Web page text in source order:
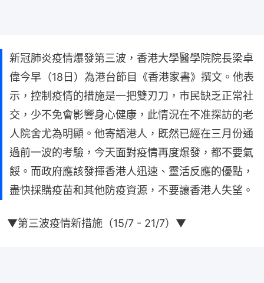
新冠肺炎疫情爆發第三波，香港大學醫學院院長梁卓
偉今早（18日）為港台節目《香港家書》撰文。他表
示，控制疫情的措施是一把雙刃刀，市民缺乏正常社
交，少不免會影響身心健康，此情況在不准探訪的老
人院舍尤為明顯。他寄語港人，既然已經在三月份通
過前一波的考驗，今天面對疫情再度爆發，都不要氣
餒。而政府應該發揮香港人迅速、靈活反應的優點，
盡快採購疫苗和其他防疫資源，不要讓香港人失望。
▼第三波疫情新措施（15/7 - 21/7）▼